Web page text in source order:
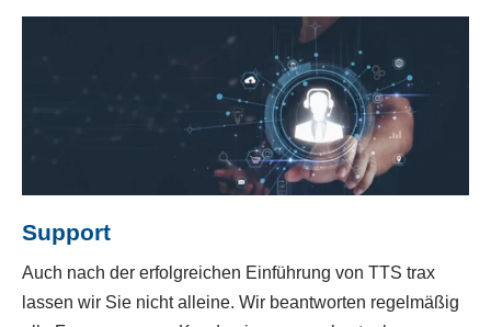
Support
Auch nach der erfolgreichen Einführung von TTS trax
lassen wir Sie nicht alleine. Wir beantworten regelmäßig